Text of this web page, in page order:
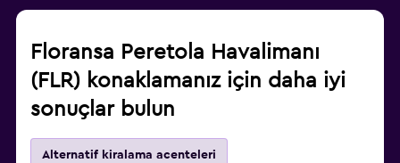
Floransa Peretola Havalimanı
(FLR) konaklamanız için daha iyi
sonuçlar bulun
Alternatif kiralama acenteleri